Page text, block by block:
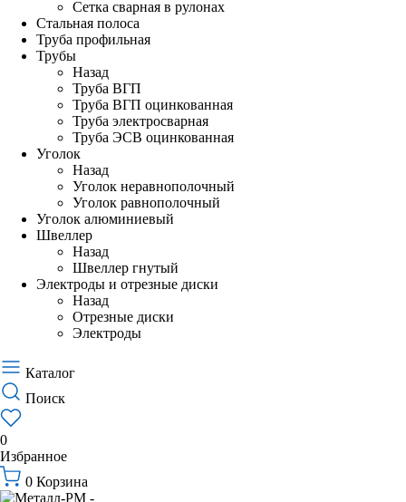
Сетка сварная в рулонах
Стальная полоса
Труба профильная
Трубы
Назад
Труба ВГП
Труба ВГП оцинкованная
Труба электросварная
Труба ЭСВ оцинкованная
Уголок
Назад
Уголок неравнополочный
Уголок равнополочный
Уголок алюминиевый
Швеллер
Назад
Швеллер гнутый
Электроды и отрезные диски
Назад
Отрезные диски
Электроды
Каталог
Поиск
0
Избранное
0 Корзина